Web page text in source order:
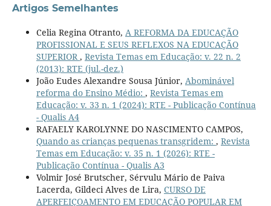
Artigos Semelhantes
Celia Regina Otranto, A REFORMA DA EDUCAÇÃO
PROFISSIONAL E SEUS REFLEXOS NA EDUCAÇÃO
SUPERIOR, Revista Temas em Educação: v. 22 n. 2
(2013): RTE (jul.-dez.)
João Eudes Alexandre Sousa Júnior, Abominável
reforma do Ensino Médio: , Revista Temas em
Educação: v. 33 n. 1 (2024): RTE - Publicação Contínua
- Qualis A4
RAFAELY KAROLYNNE DO NASCIMENTO CAMPOS,
Quando as crianças pequenas transgridem: , Revista
Temas em Educação: v. 35 n. 1 (2026): RTE -
Publicação Contínua - Qualis A3
Volmir José Brutscher, Sérvulu Mário de Paiva
Lacerda, Gildeci Alves de Lira, CURSO DE
APERFEIÇOAMENTO EM EDUCAÇÃO POPULAR EM